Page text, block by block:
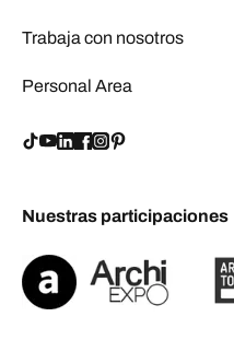
Trabaja con nosotros
Personal Area
Nuestras participaciones